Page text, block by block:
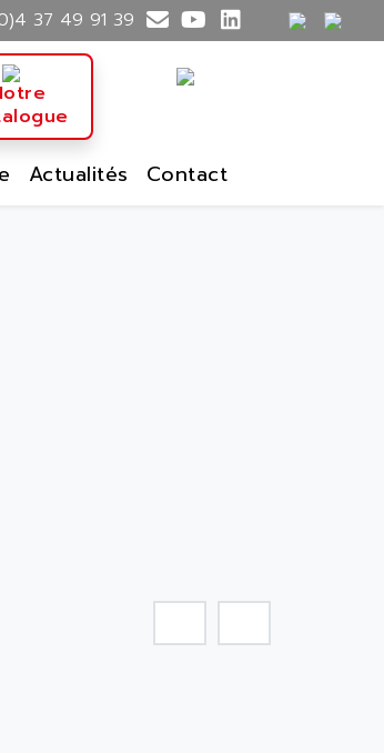
37 49 91 39
Actualités Contact